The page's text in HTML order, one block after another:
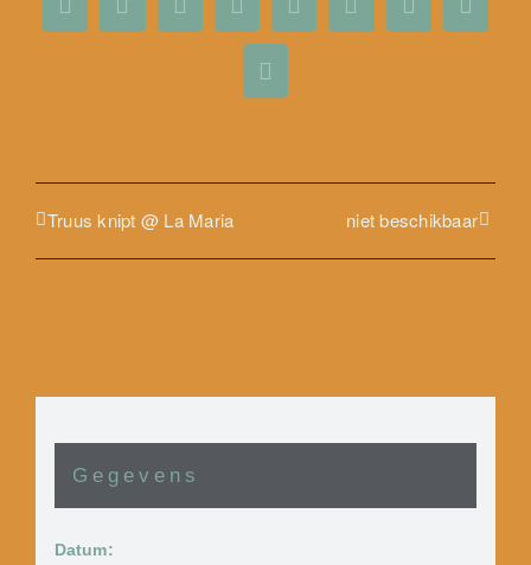
Facebook
X RedditLinkedInWhatsAppTumblrPinterest
Vk
E-
mail
Truus knipt @ La Maria niet beschikbaar
Gegevens
Datum: